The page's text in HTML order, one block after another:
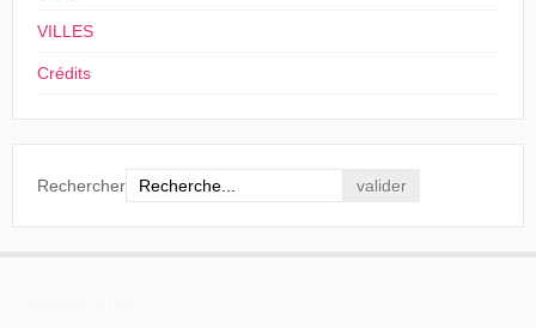
VILLES
Crédits
Rechercher